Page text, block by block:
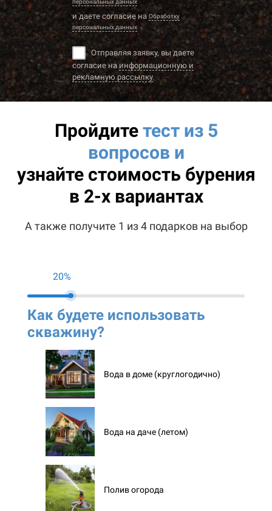
и даете согласие на Обработку
персональных данных
Отправляя заявку, вы даете
согласие наинформационную и
рекламную рассылку
Пройдитетест из 5
вопросов и
узнайте стоимость бурения
в 2-х вариантах
А также получите 1 из 4 подарков на выбор
20%
Как будете использовать
скважину?
Вода в доме (круглогодично)
Вода на даче (летом)
Полив огорода